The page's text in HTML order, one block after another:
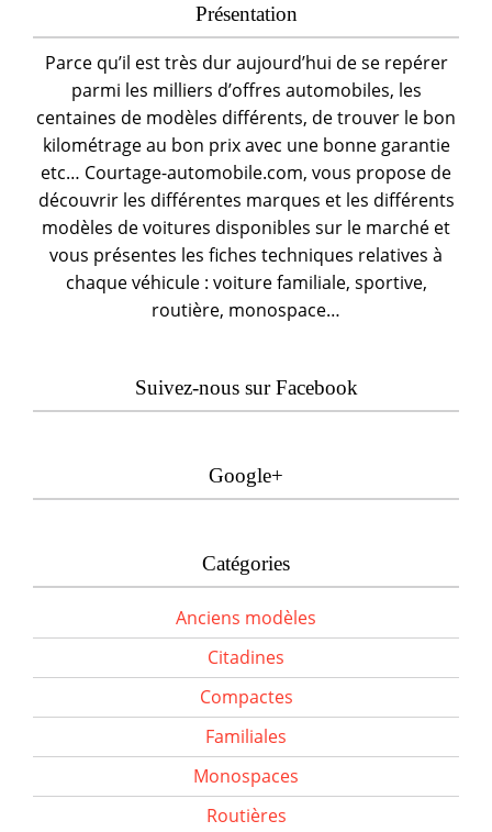
Présentation
Parce qu’il est très dur aujourd’hui de se repérer
parmi les milliers d’offres automobiles, les
centaines de modèles différents, de trouver le bon
kilométrage au bon prix avec une bonne garantie
etc… Courtage-automobile.com, vous propose de
découvrir les différentes marques et les différents
modèles de voitures disponibles sur le marché et
vous présentes les fiches techniques relatives à
chaque véhicule : voiture familiale, sportive,
routière, monospace…
Suivez-nous sur Facebook
Google+
Catégories
Anciens modèles
Citadines
Compactes
Familiales
Monospaces
Routières